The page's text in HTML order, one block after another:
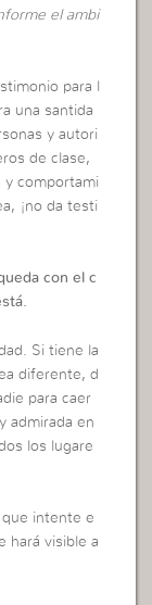
el ambi
para l
una santida
y autori
de clase,
y comportami
¡no da testi
con el c
Si tiene la
diferente, d
para caer
admirada en
los lugare
que intente e
hará visible a